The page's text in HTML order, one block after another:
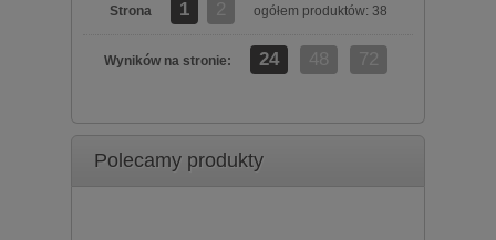
Do
Strona 1 ogółem produktów: 38
Wyników na stronie: 24
Polecamy produkty
zobacz szczegóły